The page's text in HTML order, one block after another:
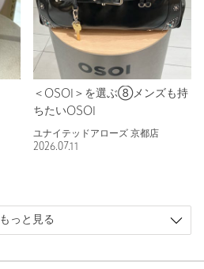
＜OSOI＞を選ぶ⑧メンズも持
ちたいOSOI
ユナイテッドアローズ 京都店
2026.07.11
もっと見る